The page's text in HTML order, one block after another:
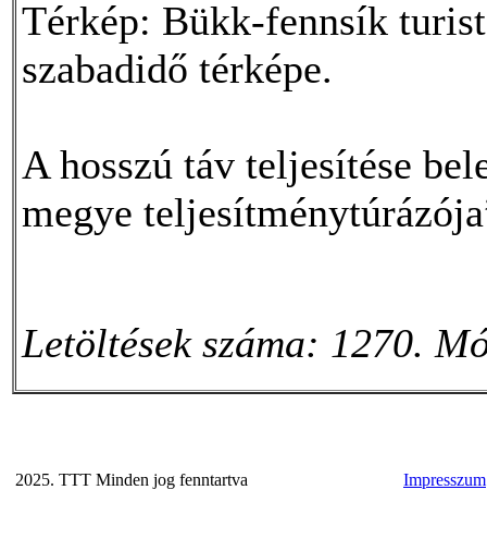
Térkép: Bükk-fennsík
szabadidő térképe.
A hosszú táv teljesítése
megye
Letöltések száma: 1270.
2025. TTT Minden jog fenntartva Impresszum